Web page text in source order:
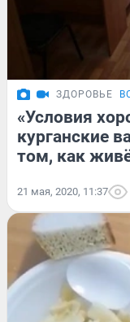
ЗДОРОВЬЕ
«Условия
курганские
том, как
21 мая, 2020, 11:37